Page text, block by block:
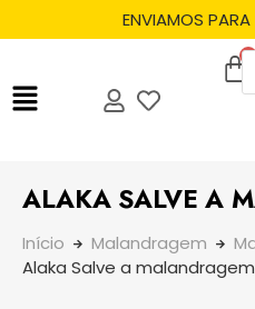
ENVIAMOS
ALAKA SALVE A
Início Malandragem
Alaka Salve a malandragem